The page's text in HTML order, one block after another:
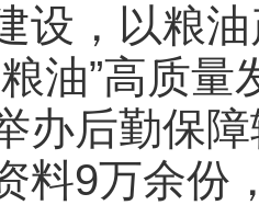
设，以粮
油”高质
办后勤保障
料9万余份